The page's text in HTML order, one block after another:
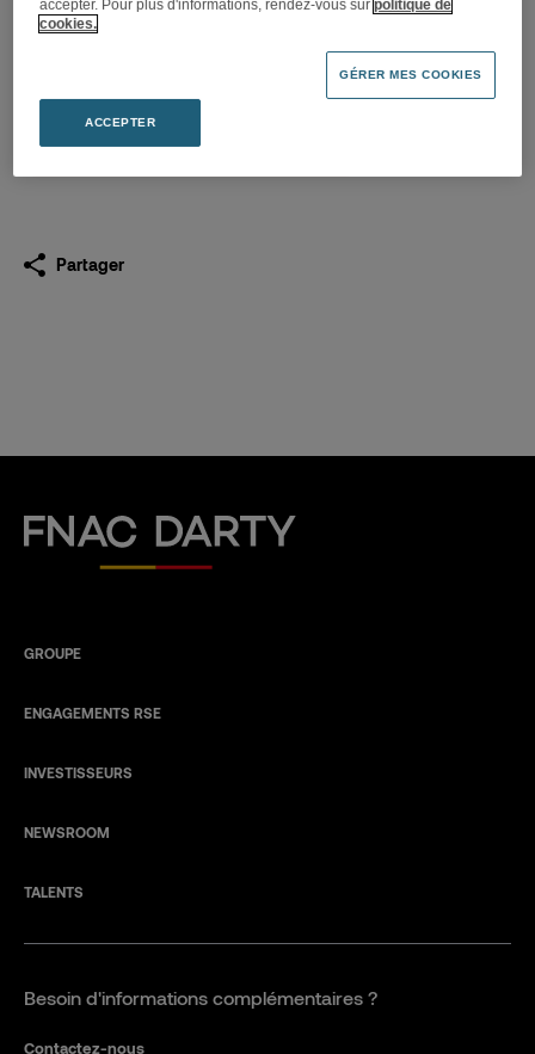
Le Festival Fnac Live dévoile
ses premiers noms
Télécharger (PDF 866,3 Ko)
Partager
Fnac Darty
GROUPE
ENGAGEMENTS RSE
INVESTISSEURS
NEWSROOM
TALENTS
Besoin d'informations complémentaires ?
Contactez-nous
accepter. Pour plus d'informations, rendez-vous surpolitique de
cookies.
GÉRER MES COOKIES
ACCEPTER